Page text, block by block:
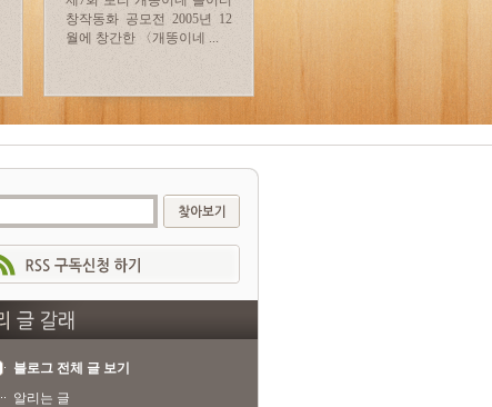
창작동화 공모전 2005년 12
월에 창간한 〈개똥이네 ...
블로그 전체 글 보기
알리는 글